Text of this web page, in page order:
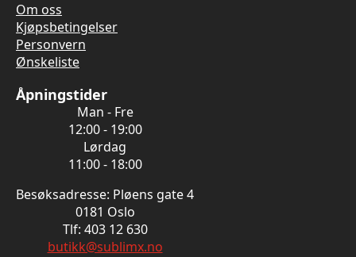
Om oss
Kjøpsbetingelser
Personvern
Ønskeliste
Åpningstider
Man - Fre
12:00 - 19:00
Lørdag
11:00 - 18:00
Besøksadresse: Pløens gate 4
0181 Oslo
Tlf: 403 12 630
butikk@sublimx.no